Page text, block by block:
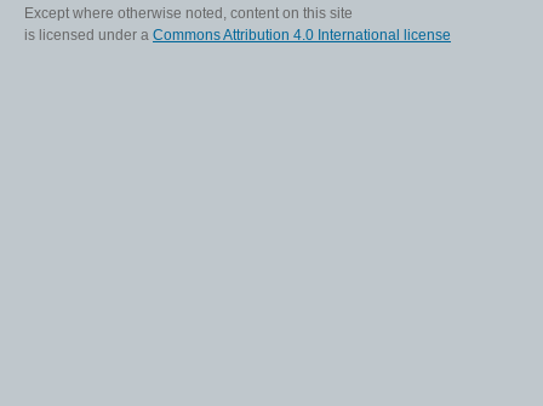
Except where otherwise noted, content on this site
is licensed under a Commons Attribution 4.0 International license